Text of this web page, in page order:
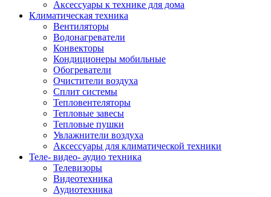
Аксессуары к технике для дома
Климатическая техника
Вентиляторы
Водонагреватели
Конвекторы
Кондиционеры мобильные
Обогреватели
Очистители воздуха
Сплит системы
Тепловентеляторы
Тепловые завесы
Тепловые пушки
Увлажнители воздуха
Аксессуары для климатической техники
Теле- видео- аудио техника
Телевизоры
Видеотехника
Аудиотехника